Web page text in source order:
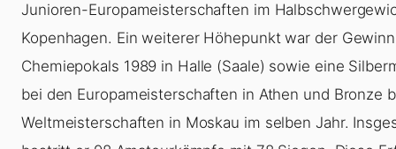
Junioren-Europameisterschaften im
Kopenhagen. Ein weiterer Höhepunkt war der
Chemiepokals 1989 in Halle (Saale) sowie eine
bei den Europameisterschaften in Athen und Bronze
Weltmeisterschaften in Moskau im selben Jahr.